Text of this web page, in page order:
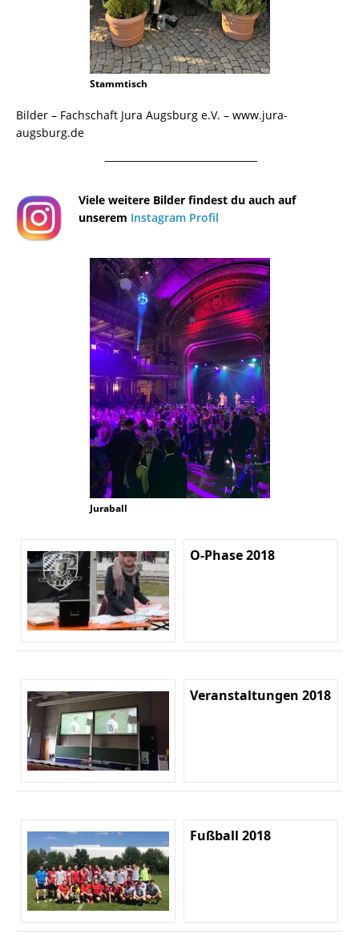
Stammtisch
Bilder – Fachschaft Jura Augsburg e.V. – www.jura-
augsburg.de
¯¯¯¯¯¯¯¯¯¯¯¯¯¯¯¯¯¯¯¯¯¯¯¯¯¯¯¯¯¯¯¯¯¯¯¯¯¯
Viele weitere Bilder findest du auch auf
unserem Instagram Profil
Juraball
O-Phase 2018
Veranstaltungen 2018
Fußball 2018